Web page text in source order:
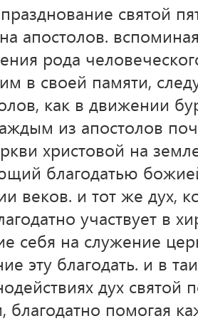
святой
на апостолов.
рода
в своей памяти,
как в движении
из апостолов
христовой на
благодатью
веков. и тот же дух,
участвует в
себя на служение
эту благодать. и в
дух святой
помогая